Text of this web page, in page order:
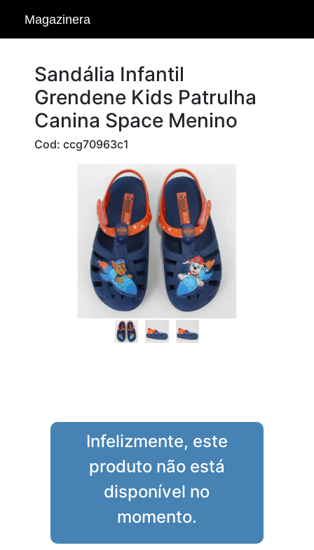
Magazinera
Sandália Infantil
Grendene Kids Patrulha
Canina Space Menino
Cod: ccg70963c1
Infelizmente, este
produto não está
disponível no
momento.